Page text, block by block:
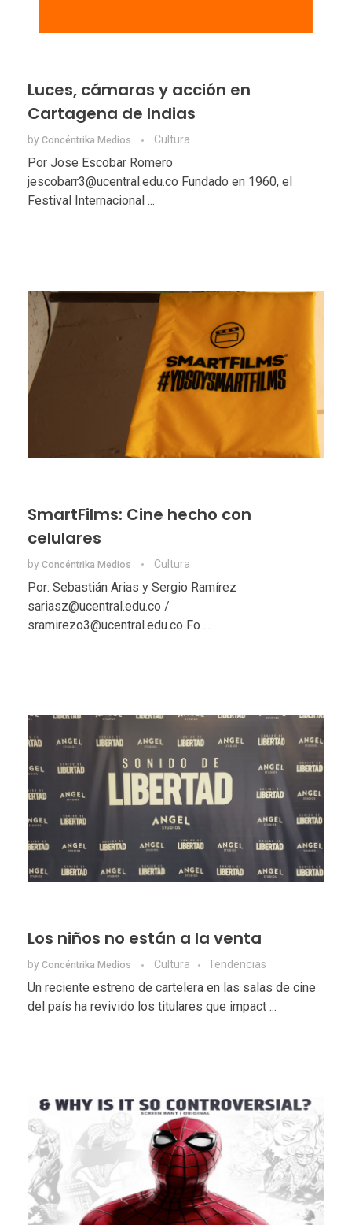
Luces, cámaras y acción en
Cartagena de Indias
by Concéntrika Medios Cultura
Por Jose Escobar Romero
jescobarr3@ucentral.edu.co Fundado en 1960, el
Festival Internacional ...
SmartFilms: Cine hecho con
celulares
by Concéntrika Medios Cultura
Por: Sebastián Arias y Sergio Ramírez
sariasz@ucentral.edu.co /
sramirezo3@ucentral.edu.co Fo ...
Los niños no están a la venta
by Concéntrika Medios Cultura Tendencias
Un reciente estreno de cartelera en las salas de cine
del país ha revivido los titulares que impact ...